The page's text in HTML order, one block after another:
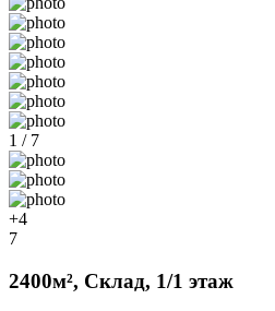
1 / 7
+4
7
2400м², Склад, 1/1 этаж